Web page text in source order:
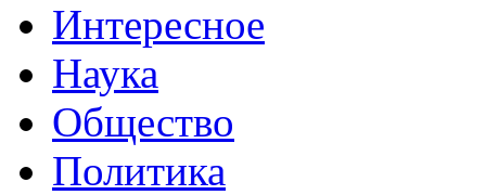
Интересное
Наука
Общество
Политика